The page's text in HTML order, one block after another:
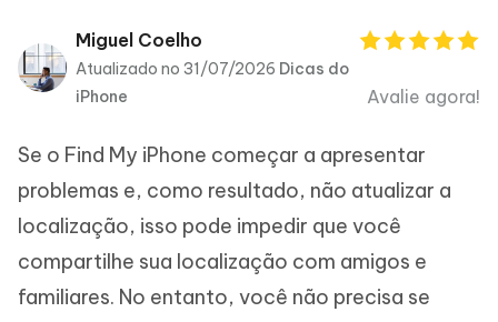
PDNob
PDF
Editor
Novo
iAnyGo
Miguel Coelho
Atualizado no 31/07/2026 Dicas do
iPhone
Avalie agora!
Se o Find My iPhone começar a apresentar
problemas e, como resultado, não atualizar a
localização, isso pode impedir que você
compartilhe sua localização com amigos e
familiares. No entanto, você não precisa se